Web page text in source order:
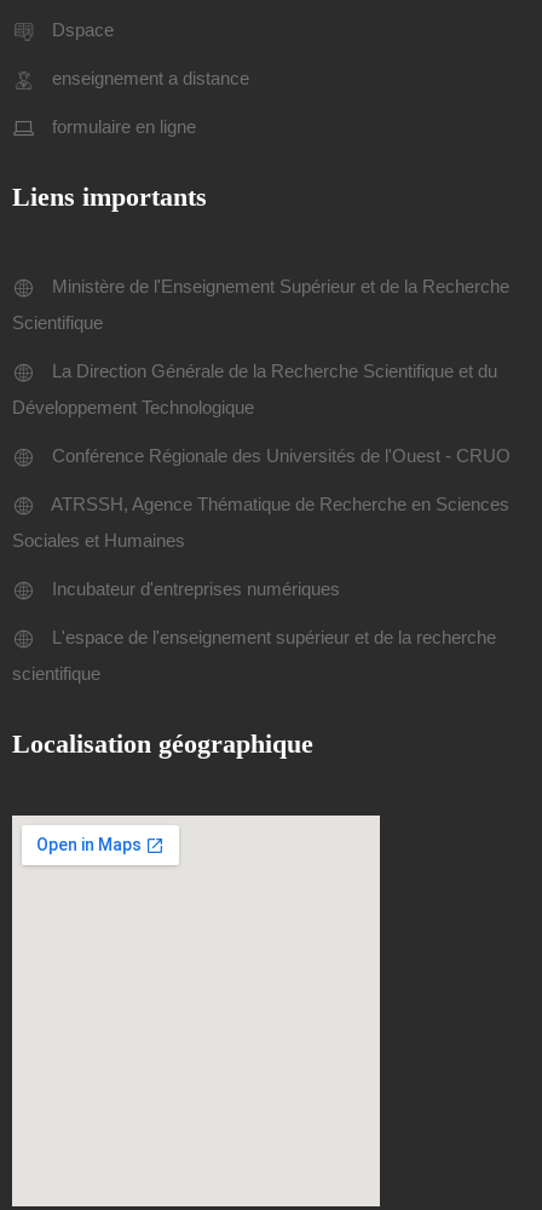
Dspace
enseignement a distance
formulaire en ligne
Liens importants
Ministère de l'Enseignement Supérieur et de la Recherche
Scientifique
La Direction Générale de la Recherche Scientifique et du
Développement Technologique
Conférence Régionale des Universités de l'Ouest - CRUO
ATRSSH, Agence Thématique de Recherche en Sciences
Sociales et Humaines
Incubateur d'entreprises numériques
L'espace de l'enseignement supérieur et de la recherche
scientifique
Localisation géographique